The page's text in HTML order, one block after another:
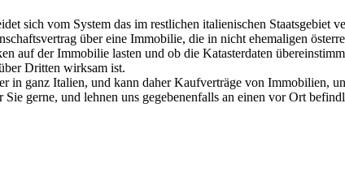
sich vom System das im restlichen italienischen
über eine Immobilie, die in nicht ehemaligen
auf der Immobilie lasten und ob die Katasterdaten
Dritten wirksam ist.
in ganz Italien, und kann daher Kaufverträge von Immobilien,
gerne, und lehnen uns gegebenenfalls an einen vor Ort